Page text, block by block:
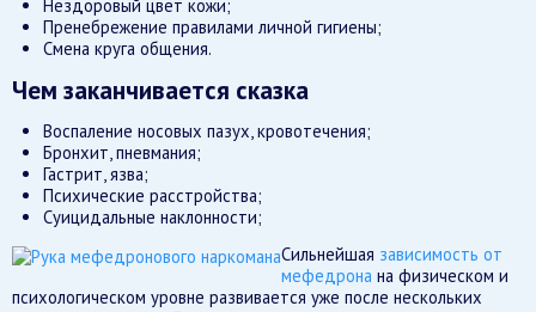
Нездоровый цвет кожи;
Пренебрежение правилами личной гигиены;
Смена круга общения.
Чем заканчивается сказка
Воспаление носовых пазух, кровотечения;
Бронхит, пневмания;
Гастрит, язва;
Психические расстройства;
Суицидальные наклонности;
Сильнейшая зависимость от
мефедрона на физическом и
психологическом уровне развивается уже после нескольких